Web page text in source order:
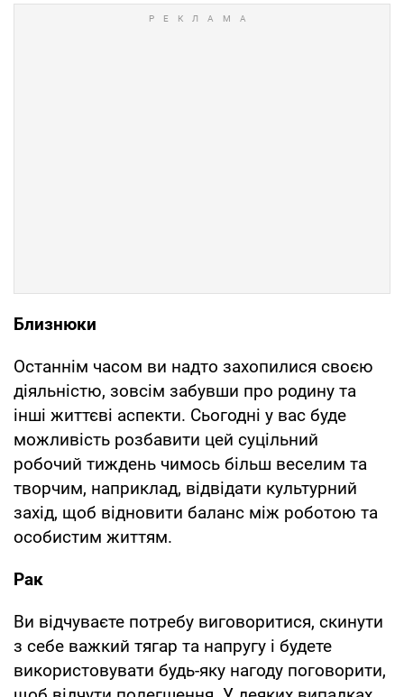
Близнюки
Останнім часом ви надто захопилися своєю
діяльністю, зовсім забувши про родину та
інші життєві аспекти. Сьогодні у вас буде
можливість розбавити цей суцільний
робочий тиждень чимось більш веселим та
творчим, наприклад, відвідати культурний
захід, щоб відновити баланс між роботою та
особистим життям.
Рак
Ви відчуваєте потребу виговоритися, скинути
з себе важкий тягар та напругу і будете
використовувати будь-яку нагоду поговорити,